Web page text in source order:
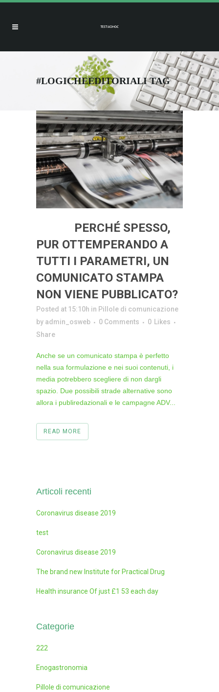
#LOGICHEEDITORIALI TAG
PERCHÉ SPESSO,
PUR OTTEMPERANDO A
TUTTI I PARAMETRI, UN
COMUNICATO STAMPA
NON VIENE PUBBLICATO?
Posted at 15:10h in Pillole di comunicazione
by admin_osweb 0 Comments 0 Likes
Share
Anche se un comunicato stampa è perfetto
nella sua formulazione e nei suoi contenuti, i
media potrebbero scegliere di non dargli
spazio. Due possibili strade alternative sono
allora i publiredazionali e le campagne ADV...
READ MORE
Articoli recenti
Coronavirus disease 2019
test
Coronavirus disease 2019
The brand new Institute for Practical Drug
Health insurance Of just £1 53 each day
Categorie
222
Enogastronomia
Pillole di comunicazione